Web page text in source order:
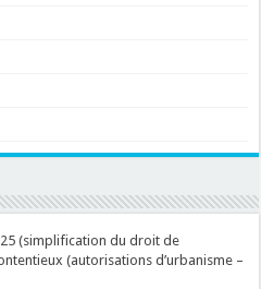
(simplification du droit de
(autorisations d’urbanisme –